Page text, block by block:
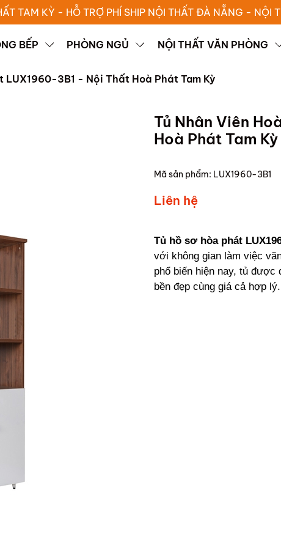
TAM KỲ - HỖ TRỢ PHÍ SHIP NỘI THẤT ĐÀ NẴNG - NỘI
BẾP PHÒNG NGỦ NỘI THẤT VĂN PHÒNG
LUX1960-3B1 - Nội Thất Hoà Phát Tam Kỳ
Tủ Nhân Viên
Hoà Phát Tam Kỳ
Mã sản phẩm: LUX1960-3B1
Liên hệ
Tủ hồ sơ hòa phát
với không gian làm việc
phổ biến hiện nay, tủ được
bền đẹp cùng giá cả hợp